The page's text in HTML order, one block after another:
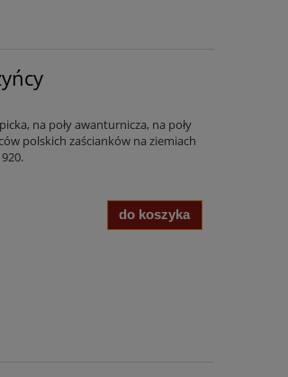
na poły awanturnicza, na poły
polskich zaścianków na ziemiach
do koszyka